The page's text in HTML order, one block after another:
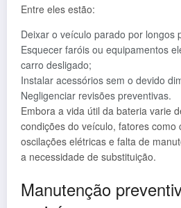
Entre eles estão:
Deixar o veículo parado por longos
Esquecer faróis ou equipamentos
carro desligado;
Instalar acessórios sem o devido
Negligenciar revisões preventivas.
Embora a vida útil da bateria varie
condições do veículo, fatores como
oscilações elétricas e falta de
a necessidade de substituição.
Manutenção